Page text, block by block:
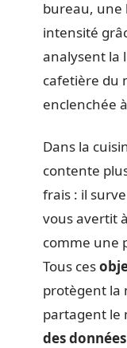
bureau, une
intensité
analysent la
cafetière du
enclenchée
Dans la
contente
frais : il
vous avertit
comme une
Tous ces
protègent la
partagent le
des données